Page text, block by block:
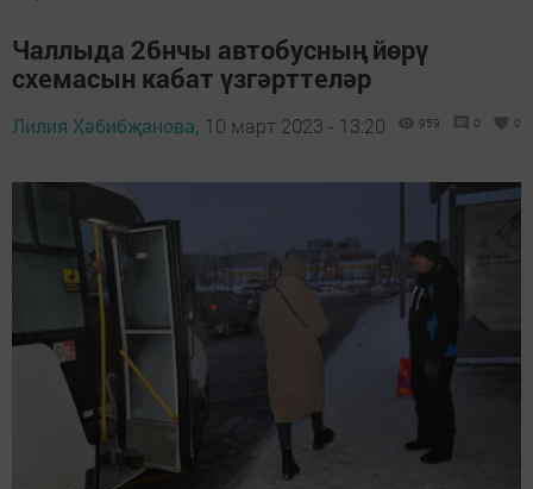
Чаллыда 26нчы автобусның йөрү
схемасын кабат үзгәрттеләр
Лилия Хәбибҗанова, 10 март 2023 - 13:20 959 0 0